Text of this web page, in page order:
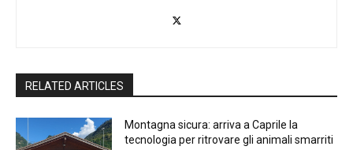
RELATED ARTICLES
Montagna sicura: arriva a Caprile la
tecnologia per ritrovare gli animali smarriti